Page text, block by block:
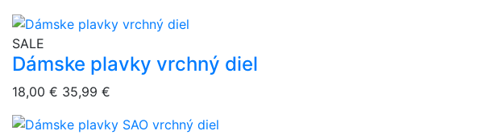
overlay bg
SALE
Dámske plavky vrchný diel
18,00 € 35,99 €